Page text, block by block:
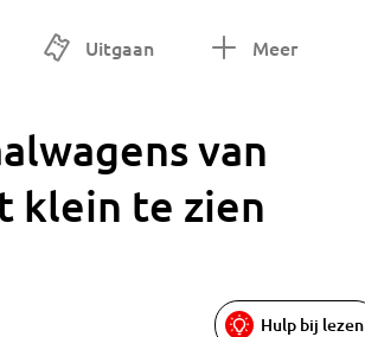
Uitgaan Meer
van
klein te zien
Hulp bij lezen